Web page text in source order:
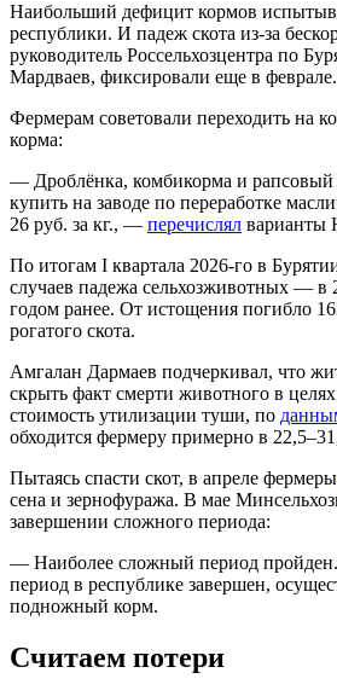
Наибольший дефицит кормов
республики. И падеж скота из-за
руководитель Россельхозцентра по
Мардваев, фиксировали еще в феврале.
Фермерам советовали переходить на
корма:
— Дроблёнка, комбикорма и
купить на заводе по переработке
26 руб. за кг., — перечислял варианты
По итогам I квартала 2026-го в
случаев падежа сельхозживотных — в
годом ранее. От истощения погибло
рогатого скота.
Амгалан Дармаев подчеркивал, что
скрыть факт смерти животного в
стоимость утилизации туши, по
обходится фермеру примерно в
Пытаясь спасти скот, в апреле фермеры
сена и зернофуража. В мае
завершении сложного периода:
— Наиболее сложный период
период в республике завершен,
подножный корм.
Считаем потери